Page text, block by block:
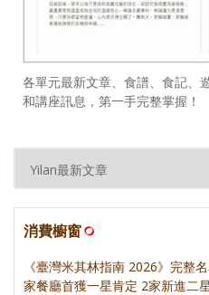
各單元最新文章、食譜、食記、
和講座訊息，第一手完整掌握！
消費櫥窗
《臺灣米其林指南 2026》完整
家餐廳首獲一星肯定 2家新進二